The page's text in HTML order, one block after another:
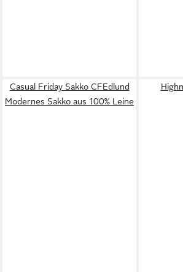
Casual Friday Sakko CFEdlund
Modernes Sakko aus 100% Leine